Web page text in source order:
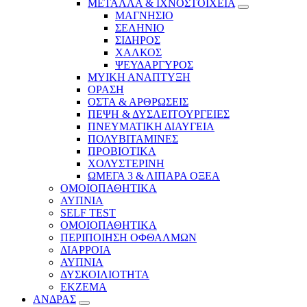
ΜΕΤΑΛΛΑ & ΙΧΝΟΣΤΟΙΧΕΙΑ
ΜΑΓΝΗΣΙΟ
ΣΕΛΗΝΙΟ
ΣΙΔΗΡΟΣ
ΧΑΛΚΟΣ
ΨΕΥΔΑΡΓΥΡΟΣ
ΜΥΙΚΗ ΑΝΑΠΤΥΞΗ
ΟΡΑΣΗ
ΟΣΤΑ & ΑΡΘΡΩΣΕΙΣ
ΠΕΨΗ & ΔΥΣΛΕΙΤΟΥΡΓΕΙΕΣ
ΠΝΕΥΜΑΤΙΚΗ ΔΙΑΥΓΕΙΑ
ΠΟΛΥΒΙΤΑΜΙΝΕΣ
ΠΡΟΒΙΟΤΙΚΑ
ΧΟΛΥΣΤΕΡΙΝΗ
ΩΜΕΓΑ 3 & ΛΙΠΑΡΑ ΟΞΕΑ
ΟΜΟΙΟΠΑΘΗΤΙΚΑ
ΑΥΠΝΙΑ
SELF TEST
ΟΜΟΙΟΠΑΘΗΤΙΚΑ
ΠΕΡΙΠΟΙΗΣΗ ΟΦΘΑΛΜΩΝ
ΔΙΑΡΡΟΙΑ
ΑΥΠΝΙΑ
ΔΥΣΚΟΙΛΙΟΤΗΤΑ
ΕΚΖΕΜΑ
ΑΝΔΡΑΣ